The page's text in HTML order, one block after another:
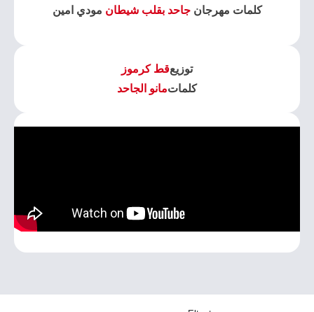
كلمات مهرجانجاحد بقلب شيطان مودي امين
توزيعقط كرموز
كلماتمانو الجاحد